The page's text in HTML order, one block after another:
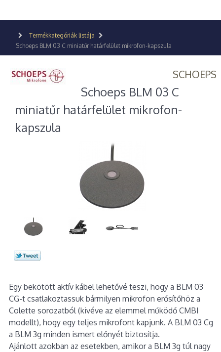
Termékkategóriák listája
Schoeps BLM 03 C miniatűr határfelület mikrofon-kapszula
SCHOEPS
Schoeps BLM 03 C
miniatűr határfelület mikrofon-
kapszula
Egy bekötött aktív kábel lehetővé teszi, hogy a BLM 03
CG-t csatlakoztassuk bármilyen mikrofon erősítőhöz a
Colette sorozatból (kivéve az elemmel működő CMBI
modellt), hogy egy teljes mikrofont kapjunk. A BLM 03 Cg
a BLM 3g minden ismert előnyét biztosítja.
Ajánlott azokban az esetekben, amikor a BLM 3g túl nagy